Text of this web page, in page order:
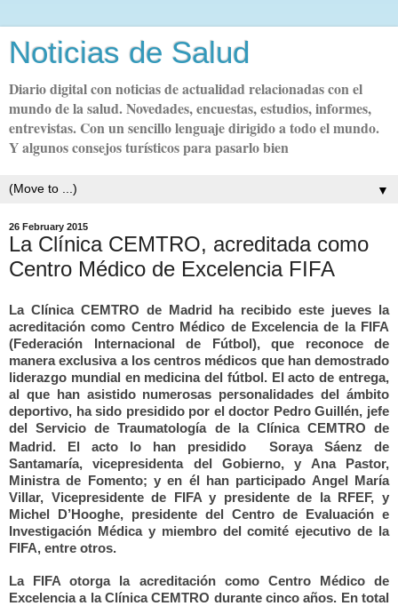
Noticias de Salud
Diario digital con noticias de actualidad relacionadas con el
mundo de la salud. Novedades, encuestas, estudios, informes,
entrevistas. Con un sencillo lenguaje dirigido a todo el mundo.
Y algunos consejos turísticos para pasarlo bien
▼
26 February 2015
La Clínica CEMTRO, acreditada como
Centro Médico de Excelencia FIFA
La Clínica CEMTRO de Madrid ha recibido este jueves la
acreditación como Centro Médico de Excelencia de la FIFA
(Federación Internacional de Fútbol), que reconoce de
manera exclusiva a los centros médicos que han demostrado
liderazgo mundial en medicina del fútbol. El acto de entrega,
al que han asistido numerosas personalidades del ámbito
deportivo, ha sido presidido por el doctor Pedro Guillén, jefe
del Servicio de Traumatología de la Clínica CEMTRO de
Madrid. El acto lo han presidido
Soraya Sáenz de
Santamaría, vicepresidenta del Gobierno, y Ana Pastor,
Ministra de Fomento; y en él han participado Angel María
Villar, Vicepresidente de FIFA y presidente de la RFEF, y
Michel D’Hooghe, presidente del Centro de Evaluación e
Investigación Médica y miembro del comité ejecutivo de la
FIFA, entre otros.
La FIFA otorga la acreditación como Centro Médico de
Excelencia a la Clínica CEMTRO durante cinco años. En total